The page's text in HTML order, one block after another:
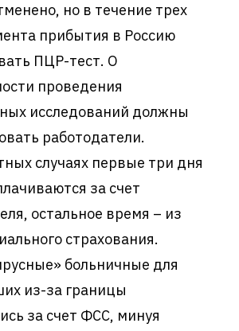
но в течение трех
прибытия в Россию
ПЦР-тест. О
проведения
исследований должны
работодатели.
случаях первые три дня
за счет
остальное время – из
страхования.
больничные для
из-за границы
за счет ФСС, минуя